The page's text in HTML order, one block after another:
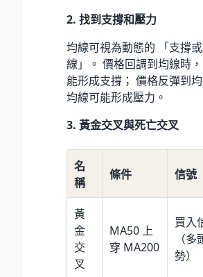
2. 找到支撐和壓力
均線可視為動態的 「支撐
線」。 價格回調到均線時
能形成支撐； 價格反彈到均
均線可能形成壓力。
3. 黃金交叉與死亡交叉
名
稱
條件 信號
黃
金
交
叉
MA50 上
穿 MA200
買入
（
勢）